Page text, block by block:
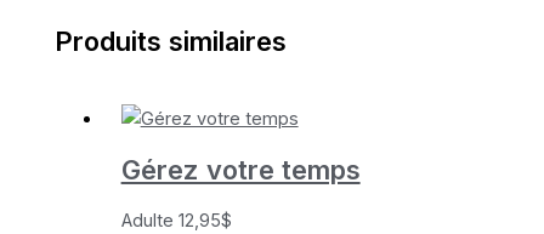
Produits similaires
Gérez votre temps
Adulte 12,95$